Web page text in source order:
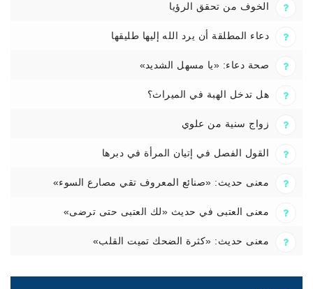
الخوف من تحقق الرؤيا
دعاء المطلقة أن يرد الله إليها طليقها
صحة دعاء: «يا مسهل الشديد»
هل تدخل الهبة في الميراث؟
زواج سنية من علوي
القول الفصل في إتيان المرأة في دبرها
معنى حديث: «صنائع المعروف تقي مصارع السوء»
معنى العتبى في حديث «لك العتبى حتى ترضى»
معنى حديث: «كثرة الضحك تميت القلب»